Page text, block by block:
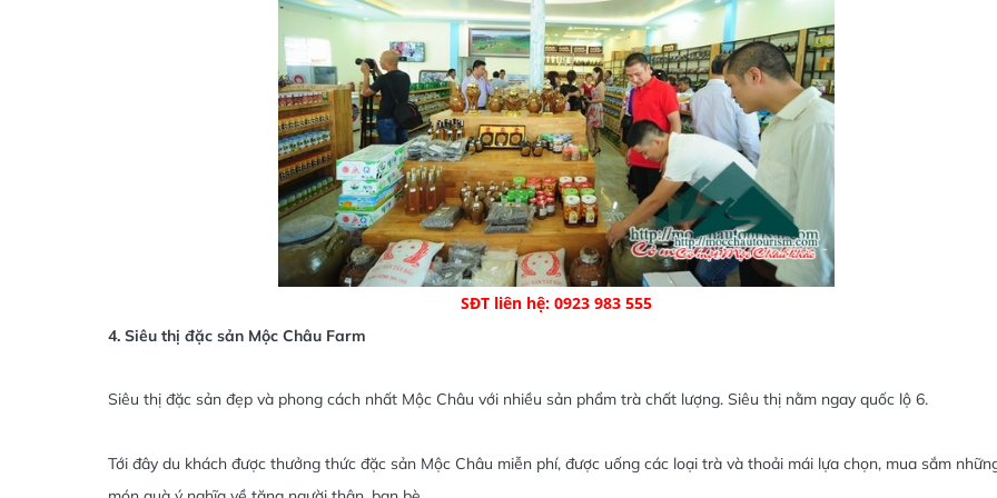
SĐT liên hệ: 0923 983 555
4. Siêu thị đặc sản Mộc Châu Farm
Siêu thị đặc sản đẹp và phong cách nhất Mộc Châu với nhiều sản phẩm trà chất lượng. Siêu thị nằm ngay quốc lộ 6.
Tới đây du khách được thưởng thức đặc sản Mộc Châu miễn phí, được uống các loại trà và thoải mái lựa chọn, mua sắm